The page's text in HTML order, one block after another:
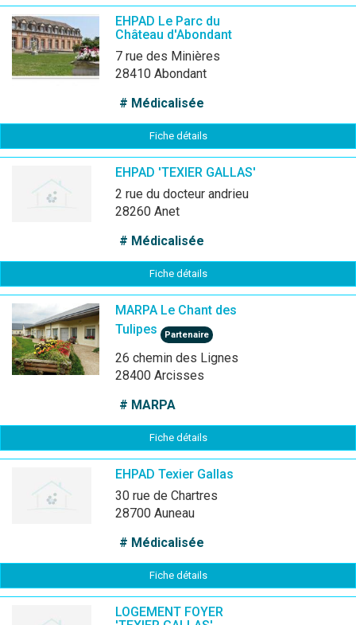
EHPAD Le Parc du
Château d'Abondant
7 rue des Minières
28410 Abondant
# Médicalisée
Fiche détails
EHPAD 'TEXIER GALLAS'
2 rue du docteur andrieu
28260 Anet
# Médicalisée
Fiche détails
MARPA Le Chant des
Tulipes
Partenaire
26 chemin des Lignes
28400 Arcisses
# MARPA
Fiche détails
EHPAD Texier Gallas
30 rue de Chartres
28700 Auneau
# Médicalisée
Fiche détails
LOGEMENT FOYER